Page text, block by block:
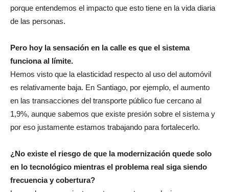
porque entendemos el impacto que esto tiene en la vida diaria
de las personas.
Pero hoy la sensación en la calle es que el sistema
funciona al límite.
Hemos visto que la elasticidad respecto al uso del automóvil
es relativamente baja. En Santiago, por ejemplo, el aumento
en las transacciones del transporte público fue cercano al
1,9%, aunque sabemos que existe presión sobre el sistema y
por eso justamente estamos trabajando para fortalecerlo.
¿No existe el riesgo de que la modernización quede solo
en lo tecnológico mientras el problema real siga siendo
frecuencia y cobertura?